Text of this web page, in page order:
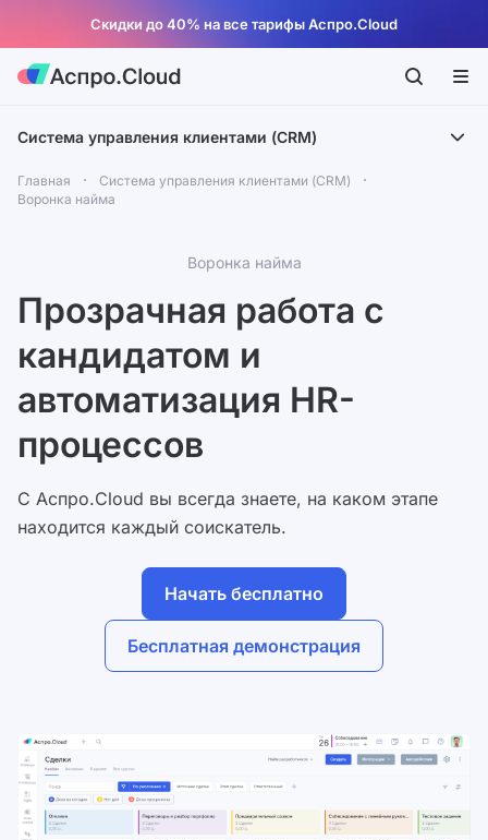
Скидки до 40% на все тарифы Аспро.Cloud
Система управления клиентами (CRM)
Главная
Система управления клиентами (CRM)
Воронка найма
Воронка найма
Прозрачная работа с
кандидатом и
автоматизация HR-
процессов
С Аспро.Cloud вы всегда знаете, на каком этапе
находится каждый соискатель.
Начать бесплатно
Бесплатная демонстрация